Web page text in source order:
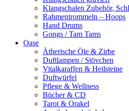
Klangschalen Zubehör,
Rahmentrommeln – Hoops
Hand Drums
Gongs / Tam Tams
Oase
Ätherische Öle & Zirbe
Duftlampen / Stövchen
Vitalkaraffen & Heilsteine
Duftwürfel
Pflege & Wellness
Bücher & CD
Tarot & Orakel